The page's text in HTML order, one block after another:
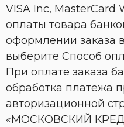
VISA Inc,
оплаты товара
оформлении заказа
выберите Способ
При оплате заказа
обработка платежа
авторизационной
«МОСКОВСКИЙ